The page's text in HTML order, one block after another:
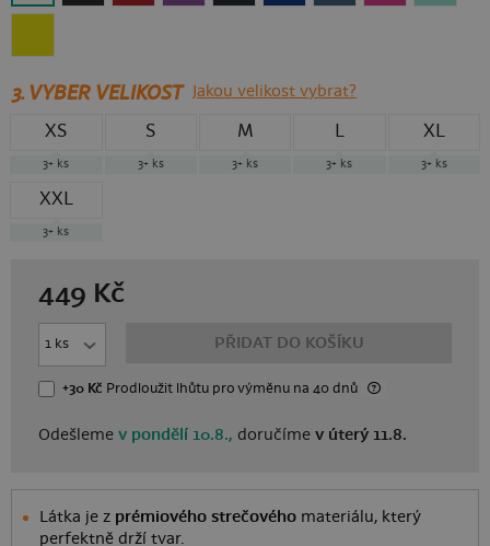
3.VYBER VELIKOST Jakou velikost vybrat?
XS
3+ ks
S
3+ ks
M
3+ ks
L
3+ ks
XL
3+ ks
XXL
3+ ks
449 Kč
PŘIDAT DO KOŠÍKU
+30 Kč Prodloužit lhůtupro výměnu na 40 dnů
Odešlemev pondělí 10.8., doručímev úterý 11.8.
Látka je z prémiového strečového materiálu, který
perfektně drží tvar.